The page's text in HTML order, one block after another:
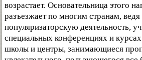
возрастает. Основательница этого
разъезжает по многим странам,
популяризаторскую деятельность,
специальных конференциях и
школы и центры, занимающиеся